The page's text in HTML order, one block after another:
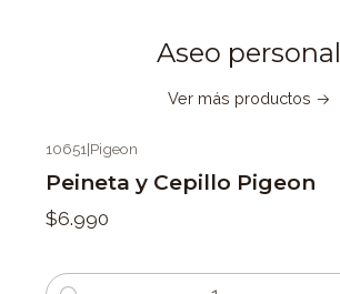
Aseo personal
Ver más productos
10651|Pigeon
Peineta y Cepillo Pigeon
$6.990